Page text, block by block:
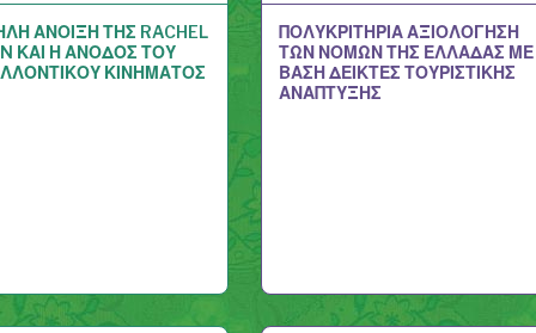
ΑΝΟΙΞΗ ΤΗΣ RACHEL
ΚΑΙ Η ΑΝΟΔΟΣ ΤΟΥ
ΚΙΝΗΜΑΤΟΣ
ΠΟΛΥΚΡΙΤΗΡΙΑ ΑΞΙΟΛΟΓΗΣΗ
ΤΩΝ ΝΟΜΩΝ ΤΗΣ ΕΛΛΑΔΑΣ ΜΕ
ΒΑΣΗ ΔΕΙΚΤΕΣ ΤΟΥΡΙΣΤΙΚΗΣ
ΑΝΑΠΤΥΞΗΣ